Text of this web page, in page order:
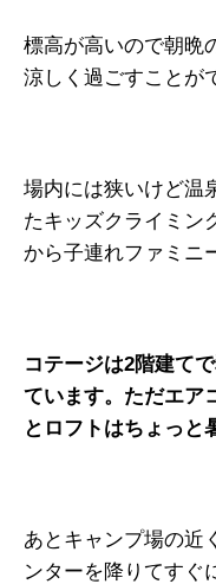
標高が高いので朝晩
涼しく過ごすことが
場内には狭いけど温
たキッズクライミン
から子連れファミニ
コテージは2階建て
ています。ただエア
とロフトはちょっと
あとキャンプ場の近
ンターを降りてすぐ